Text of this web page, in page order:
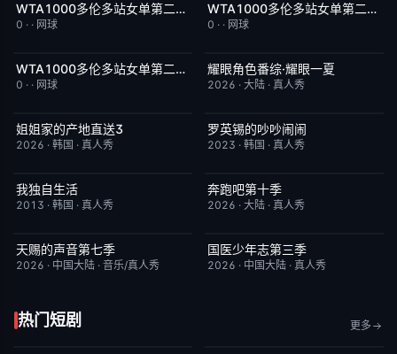
今日更新 5.0WTA1000多伦多站女单第二轮：帕克斯VS伊埃拉
0 · · 网球
今日更新 3.0WTA1000多伦多站女单第二轮：卡萨金娜VS莱巴金娜
0 · · 网球
今日更新 5.0WTA1000多伦多站女单第二轮：戴伊VS高芙
0 · · 网球
今日更新
耀眼角色番综·耀眼一夏
2026 · 大陆 · 真人秀
更新至第02集
姐姐家的产地直送3
2026 · 韩国 · 真人秀
今日更新
罗英锡的吵吵闹闹
2023 · 韩国 · 真人秀
昨日更新
我独自生活
2013 · 韩国 · 真人秀
已完结
奔跑吧第十季
2026 · 大陆 · 真人秀
今日更新
天赐的声音第七季
2026 · 中国大陆 · 音乐/真人秀
昨日更新
国医少年志第三季
2026 · 中国大陆 · 真人秀
热门短剧 更多